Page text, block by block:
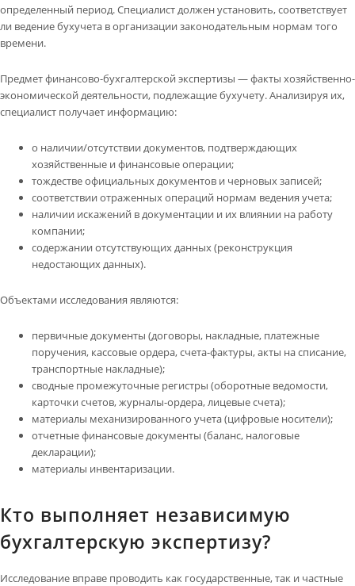
определенный период. Специалист должен установить, соответствует
ли ведение бухучета в организации законодательным нормам того
времени.
Предмет финансово-бухгалтерской экспертизы — факты хозяйственно-
экономической деятельности, подлежащие бухучету. Анализируя их,
специалист получает информацию:
о наличии/отсутствии документов, подтверждающих
хозяйственные и финансовые операции;
тождестве официальных документов и черновых записей;
соответствии отраженных операций нормам ведения учета;
наличии искажений в документации и их влиянии на работу
компании;
содержании отсутствующих данных (реконструкция
недостающих данных).
Объектами исследования являются:
первичные документы (договоры, накладные, платежные
поручения, кассовые ордера, счета-фактуры, акты на списание,
транспортные накладные);
сводные промежуточные регистры (оборотные ведомости,
карточки счетов, журналы-ордера, лицевые счета);
материалы механизированного учета (цифровые носители);
отчетные финансовые документы (баланс, налоговые
декларации);
материалы инвентаризации.
Кто выполняет независимую
бухгалтерскую экспертизу?
Исследование вправе проводить как государственные, так и частные